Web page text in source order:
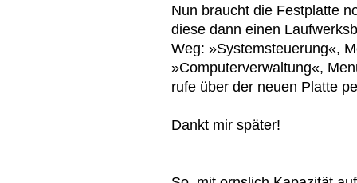
Nun braucht die Festplatte
diese dann einen
Weg: »Systemsteuerung«,
»Computerverwaltung«,
rufe über der neuen Platte
Dankt mir später!